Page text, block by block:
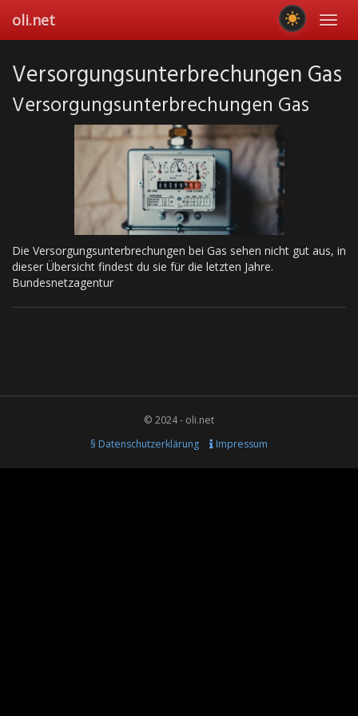
main
oli.net
Ver­sor­gungs­un­ter­bre­chun­gen Gas
Ver­sor­gungs­un­ter­bre­chun­gen Gas
Die Versorgungsunterbrechungen bei Gas sehen nicht gut aus, in
dieser Übersicht findest du sie für die letzten Jahre.
Bundesnetzagentur
© 2024 - oli.net
§ Datenschutzerklärung
Impressum